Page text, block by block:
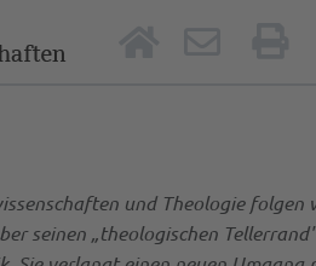
und Theologie
seinen „theologischen